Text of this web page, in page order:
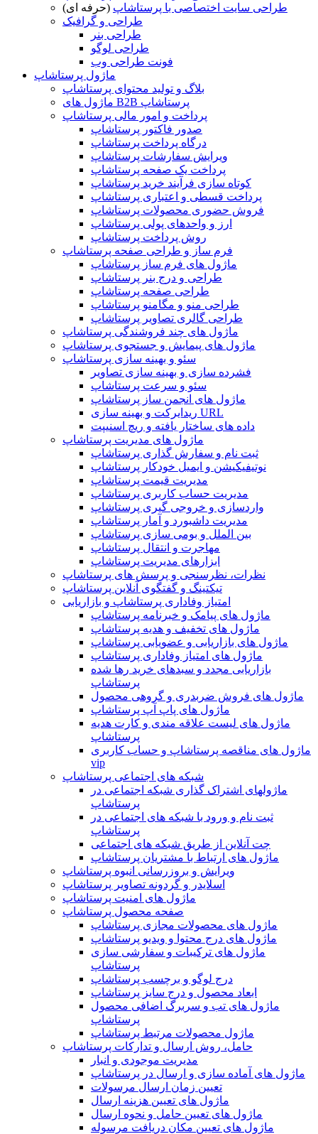
طراحی سایت اختصاصی با پرستاشاپ (حرفه ای)
طراحی و گرافیک
طراحی بنر
طراحی لوگو
فونت طراحی وب
ماژول پرستاشاپ
بلاگ و تولید محتوای پرستاشاپ
ماژول های B2B پرستاشاپ
پرداخت و امور مالی پرستاشاپ
صدور فاکتور پرستاشاپ
درگاه پرداخت پرستاشاپ
ویرایش سفارشات پرستاشاپ
پرداخت یک صفحه پرستاشاپ
کوتاه سازی فرآیند خرید پرستاشاپ
پرداخت قسطی و اعتباری پرستاشاپ
فروش حضوری محصولات پرستاشاپ
ارز و واحدهای پولی پرستاشاپ
روش پرداخت پرستاشاپ
فرم ساز و طراحی صفحه پرستاشاپ
ماژول های فرم ساز پرستاشاپ
طراحی و درج بنر پرستاشاپ
طراحی صفحه پرستاشاپ
طراحی منو و مگامنو پرستاشاپ
طراحی گالری تصاویر پرستاشاپ
ماژول های چند فروشندگی پرستاشاپ
ماژول های پیمایش و جستجوی پرستاشاپ
سئو و بهینه سازی پرستاشاپ
فشرده سازی و بهینه سازی تصاویر
سئو و سرعت پرستاشاپ
ماژول های انجمن ساز پرستاشاپ
ریدایرکت و بهینه سازی URL
داده های ساختار یافته و ریچ اسنیپت
ماژول های مدیریت پرستاشاپ
ثبت نام و سفارش گذاری پرستاشاپ
نوتیفیکیشن و ایمیل خودکار پرستاشاپ
مدیریت قیمت پرستاشاپ
مدیریت حساب کاربری پرستاشاپ
واردسازی و خروجی گیری پرستاشاپ
مدیریت داشبورد و آمار پرستاشاپ
بین الملل و بومی سازی پرستاشاپ
مهاجرت و انتقال پرستاشاپ
ابزارهای مدیریت پرستاشاپ
نظرات، نظرسنجی و پرسش های پرستاشاپ
تیکتینگ و گفتگوی آنلاین پرستاشاپ
امتیاز وفاداری پرستاشاپ و بازاریابی
ماژول های پیامک و خبرنامه پرستاشاپ
ماژول های تخفیف و هدیه پرستاشاپ
ماژول های بازاریابی و عضویابی پرستاشاپ
ماژول های امتیاز وفاداری پرستاشاپ
بازاریابی مجدد و سبدهای خرید رها شده
پرستاشاپ
ماژول های فروش ضربدری و گروهی محصول
ماژول های پاپ آپ پرستاشاپ
ماژول های لیست علاقه مندی و کارت هدیه
پرستاشاپ
ماژول های مناقصه پرستاشاپ و حساب کاربری
vip
شبکه های اجتماعی پرستاشاپ
ماژولهای اشتراک‌ گذاری شبکه اجتماعی در
پرستاشاپ
ثبت نام و ورود با شبکه های اجتماعی در
پرستاشاپ
چت آنلاین از طریق شبکه های اجتماعی
ماژول های ارتباط با مشتریان پرستاشاپ
ویرایش و بروزرسانی انبوه پرستاشاپ
اسلایدر و گردونه تصاویر پرستاشاپ
ماژول های امنیت پرستاشاپ
صفحه محصول پرستاشاپ
ماژول های محصولات مجازی پرستاشاپ
ماژول های درج محتوا و ویدیو پرستاشاپ
ماژول های ترکیبات و سفارشی سازی
پرستاشاپ
درج لوگو و برچسب پرستاشاپ
ابعاد محصول و درج سایز پرستاشاپ
ماژول های تب و سربرگ اضافی محصول
پرستاشاپ
ماژول محصولات مرتبط پرستاشاپ
حامل، روش ارسال و تدارکات پرستاشاپ
مدیریت موجودی و انبار
ماژول های آماده سازی و ارسال در پرستاشاپ
تعیین زمان ارسال مرسولات
ماژول های تعیین هزینه ارسال
ماژول های تعیین حامل و نحوه ارسال
ماژول های تعیین مکان دریافت مرسوله